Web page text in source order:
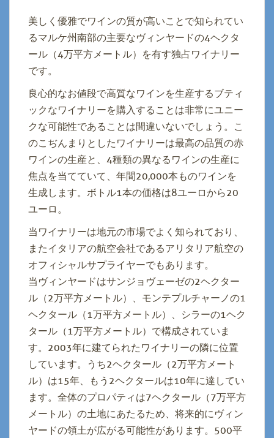
美しく優雅でワインの質が高いことで知られてい
るマルケ州南部の主要なヴィンヤードの4ヘクタ
ール（4万平方メートル）を有す独占ワイナリー
です。
良心的なお値段で高質なワインを生産するブティ
ックなワイナリーを購入することは非常にユニー
クな可能性であることは間違いないでしょう。こ
のこぢんまりとしたワイナリーは最高の品質の赤
ワインの生産と、4種類の異なるワインの生産に
焦点を当てていて、年間20,000本ものワインを
生成します。ボトル1本の価格は8ユーロから20
ユーロ。
当ワイナリーは地元の市場でよく知られており、
またイタリアの航空会社であるアリタリア航空の
オフィシャルサプライヤーでもあります。
当ヴィンヤードはサンジョヴェーゼの2ヘクター
ル（2万平方メートル）、モンテプルチャーノの1
ヘクタール（1万平方メートル）、シラーの1ヘク
タール（1万平方メートル）で構成されていま
す。2003年に建てられたワイナリーの隣に位置
しています。うち2ヘクタール（2万平方メート
ル）は15年、もう2ヘクタールは10年に達してい
ます。全体のプロパティは7ヘクタール（7万平方
メートル）の土地にあたるため、将来的にヴィン
ヤードの領土が広がる可能性があります。500平